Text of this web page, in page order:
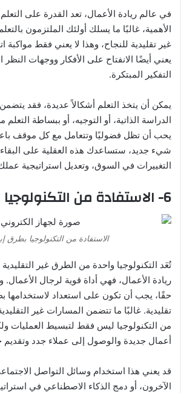
في عالم ريادة الأعمال، تعد القدرة على التعلم
الأهمية، غالبًا ما يسلك أولئك الملتزمون
غير تقليدية للنجاح، وهذا لا يعني فقط مواكبة
يعني أيضًا الانفتاح على الأفكار ووجهات
التفكير المبتكرة.
يمكن أن يتخذ التعلم أشكالاً عديدة، فقد
الدراسة الذاتية، أو التوجيه، أو ببساطة
يحب أن تظل فضوليًا وتتعامل مع كل موقف
شيء جديد، ستساعدك هذه العقلية على
التغييرات في السوق، وتعديل استراتيجية
6- الاستفادة من التكنولوجيا بطرق إبداعية
الاستفادة من التكنولوجيا بطرق
تُعَد التكنولوجيا واحدة من الطرق غير
ريادة الأعمال، فهي أداة قوية لرجال الأعمال.
حقًا، يجب أن تكون على استعداد لاستخدامها
تقليدية. غالبًا ما تتضمن المسارات غير
من التكنولوجيا ليس فقط لتبسيط العمليات
أعمال جديدة والوصول إلى عملاء جدد وتقديم
قد يعني هذا استخدام وسائل التواصل
الآخرون، أو دمج الذكاء الاصطناعي في